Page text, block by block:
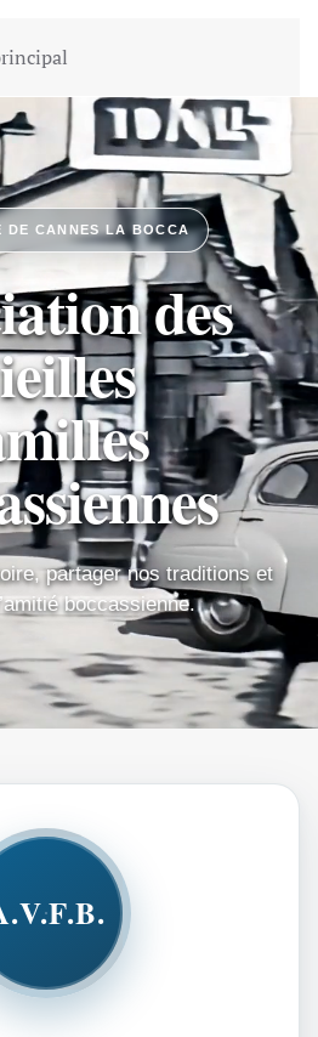
DE CANNES LA BOCCA
des
partager nos traditions et
boccassienne.